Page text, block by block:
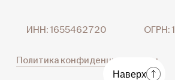
ИНН: 1655462720 ОГРН:
Политика конфиденциальности
Наверх